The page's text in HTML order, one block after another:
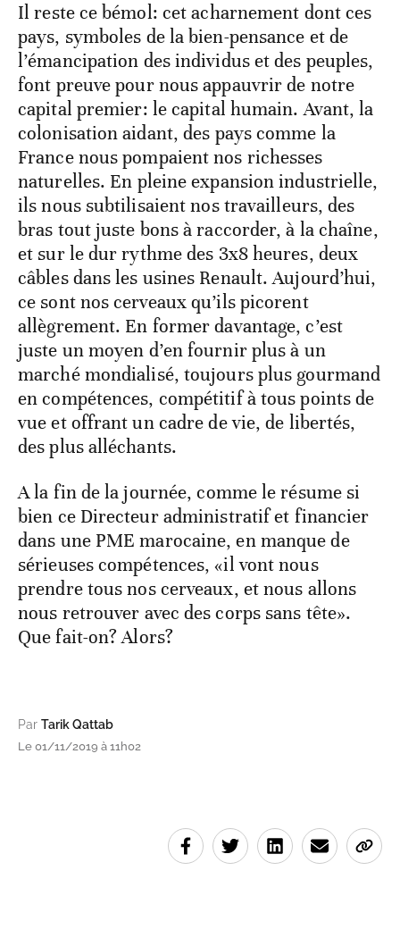
Il reste ce bémol: cet acharnement dont ces
pays, symboles de la bien-pensance et de
l’émancipation des individus et des peuples,
font preuve pour nous appauvrir de notre
capital premier: le capital humain. Avant, la
colonisation aidant, des pays comme la
France nous pompaient nos richesses
naturelles. En pleine expansion industrielle,
ils nous subtilisaient nos travailleurs, des
bras tout juste bons à raccorder, à la chaîne,
et sur le dur rythme des 3x8 heures, deux
câbles dans les usines Renault. Aujourd’hui,
ce sont nos cerveaux qu’ils picorent
allègrement. En former davantage, c’est
juste un moyen d’en fournir plus à un
marché mondialisé, toujours plus gourmand
en compétences, compétitif à tous points de
vue et offrant un cadre de vie, de libertés,
des plus alléchants.
A la fin de la journée, comme le résume si
bien ce Directeur administratif et financier
dans une PME marocaine, en manque de
sérieuses compétences, «il vont nous
prendre tous nos cerveaux, et nous allons
nous retrouver avec des corps sans tête».
Que fait-on? Alors?
Par Tarik Qattab
Le 01/11/2019 à 11h02